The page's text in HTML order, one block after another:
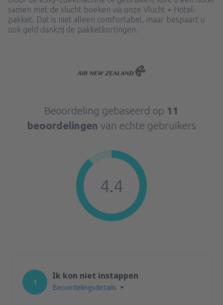
samen met de vlucht boeken via onze Vlucht + Hotel-
pakket. Dat is niet alleen comfortabel, maar bespaart u
ook geld dankzij de pakketkortingen.
Beoordeling gebaseerd op 11
beoordelingen van echte gebruikers
4.4
1
Ik kon niet instappen
Beoordelingsdetails